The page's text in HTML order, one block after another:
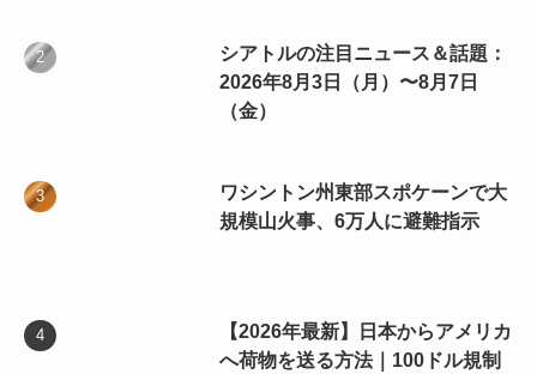
シアトルの注目ニュース＆話題：
2026年8月3日（月）〜8月7日
（金）
ワシントン州東部スポケーンで大
規模山火事、6万人に避難指示
【2026年最新】日本からアメリカ
へ荷物を送る方法｜100ドル規制